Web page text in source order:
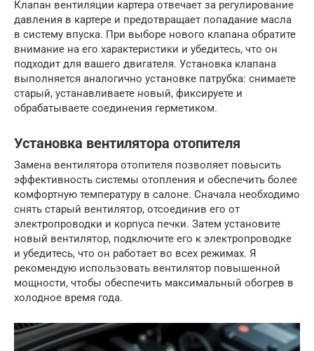
Клапан вентиляции картера отвечает за регулирование
давления в картере и предотвращает попадание масла
в систему впуска. При выборе нового клапана обратите
внимание на его характеристики и убедитесь, что он
подходит для вашего двигателя. Установка клапана
выполняется аналогично установке патрубка: снимаете
старый, устанавливаете новый, фиксируете и
обрабатываете соединения герметиком.
Установка вентилятора отопителя
Замена вентилятора отопителя позволяет повысить
эффективность системы отопления и обеспечить более
комфортную температуру в салоне. Сначала необходимо
снять старый вентилятор, отсоединив его от
электропроводки и корпуса печки. Затем установите
новый вентилятор, подключите его к электропроводке
и убедитесь, что он работает во всех режимах. Я
рекомендую использовать вентилятор повышенной
мощности, чтобы обеспечить максимальный обогрев в
холодное время года.